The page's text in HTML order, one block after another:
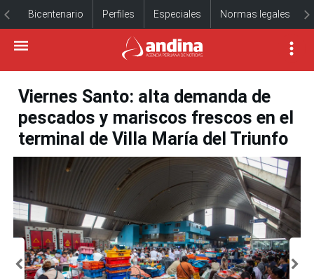
Bicentenario Perfiles Especiales Normas legales
Viernes Santo: alta demanda de
pescados y mariscos frescos en el
terminal de Villa María del Triunfo